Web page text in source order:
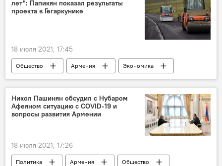
лет": Папикян показал результаты
проекта в Гегаркунике
18 июля 2021, 17:45
Общество Армения
Экономика
Сурен Папикян
дорога
проект
Гегаркуникская область
Новости Армения
Никол Пашинян обсудил с Нубаром
Афеяном ситуацию с COVID-19 и
вопросы развития Армении
18 июля 2021, 17:26
Политика Армения
Общество